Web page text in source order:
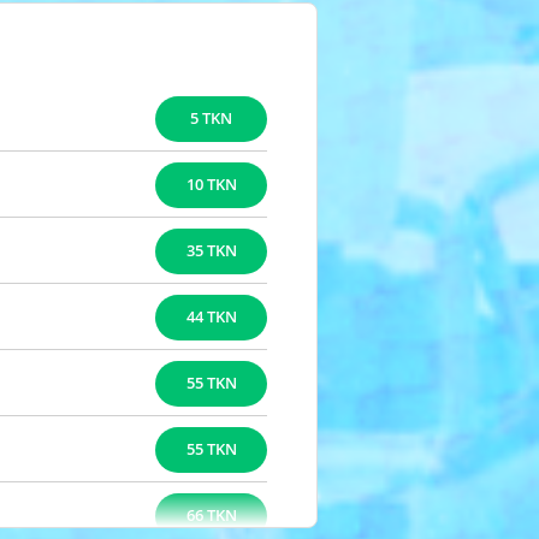
5 TKN
10 TKN
35 TKN
44 TKN
55 TKN
55 TKN
66 TKN